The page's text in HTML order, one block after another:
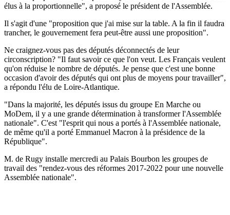
élus à la proportionnelle", a proposé le président de l'Assemblée.
Il s'agit d'une "proposition que j'ai mise sur la table. A la fin il faudra
trancher, le gouvernement fera peut-être aussi une proposition".
Ne craignez-vous pas des députés déconnectés de leur
circonscription? "Il faut savoir ce que l'on veut. Les Français veulent
qu'on réduise le nombre de députés. Je pense que c'est une bonne
occasion d'avoir des députés qui ont plus de moyens pour travailler",
a répondu l'élu de Loire-Atlantique.
"Dans la majorité, les députés issus du groupe En Marche ou
MoDem, il y a une grande détermination à transformer l'Assemblée
nationale". C'est "l'esprit qui nous a portés à l'Assemblée nationale,
de même qu'il a porté Emmanuel Macron à la présidence de la
République".
M. de Rugy installe mercredi au Palais Bourbon les groupes de
travail des "rendez-vous des réformes 2017-2022 pour une nouvelle
Assemblée nationale".